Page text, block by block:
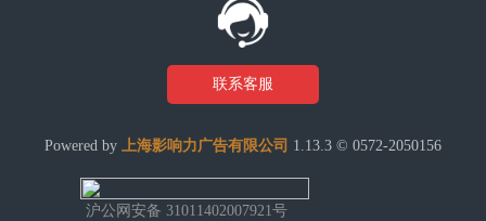
联系客服
Powered by 上海影响力广告有限公司 1.13.3 © 0572-2050156
沪公网安备 31011402007921号